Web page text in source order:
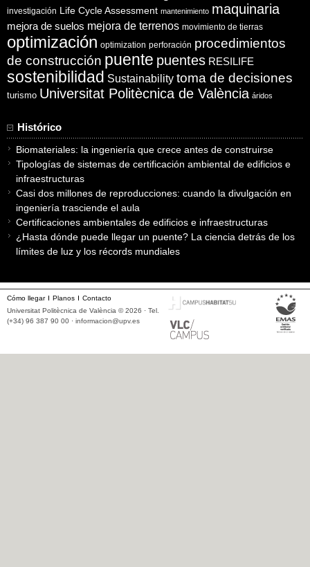
investigación Life Cycle Assessment mantenimiento maquinaria
mejora de suelos mejora de terrenos movimiento de tierras
optimización optimization perforación procedimientos
de construcción puente puentes RESILIFE
sostenibilidad Sustainability toma de decisiones
turismo Universitat Politècnica de València áridos
Histórico
Biomateriales: la ingeniería que crece antes de construirse
Tipologías de sistemas de certificación ambiental de edificios e
infraestructuras
Casi dos millones de reproducciones: cuando la divulgación en
ingeniería trasciende el aula
Certificaciones ambientales de edificios e infraestructuras
¿Hasta dónde puede llegar un puente? La ciencia detrás de los
límites de luz y los récords mundiales
Cómo llegar Planos
Contacto
Universitat Politècnica de València © 2026 · Tel.
(+34) 96 387 90 00 · informacion@upv.es